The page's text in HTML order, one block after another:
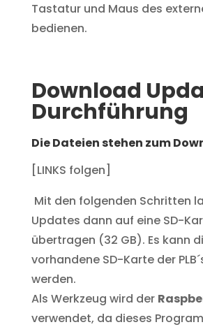
Tastatur und Maus des
bedienen.
Download
Durchführung
Die Dateien stehen zum
[LINKS folgen]
Mit den folgenden Schritten
Updates dann auf eine SD-
übertragen (32 GB). Es kann
vorhandene SD-Karte der
werden.
Als Werkzeug wird der
verwendet, da dieses